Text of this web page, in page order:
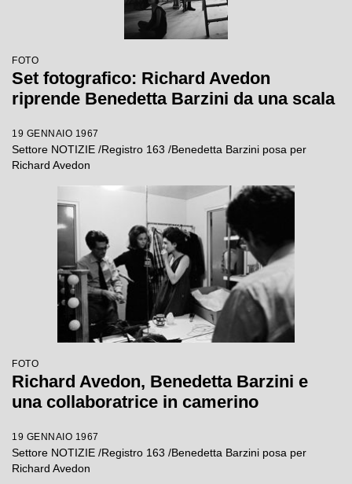
FOTO
Set fotografico: Richard Avedon
riprende Benedetta Barzini da una scala
19 GENNAIO 1967
Settore NOTIZIE /Registro 163 /Benedetta Barzini posa per
Richard Avedon
FOTO
Richard Avedon, Benedetta Barzini e
una collaboratrice in camerino
19 GENNAIO 1967
Settore NOTIZIE /Registro 163 /Benedetta Barzini posa per
Richard Avedon